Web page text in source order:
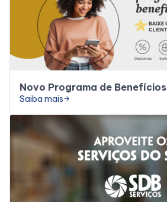
Novo Programa de Benefícios
Saiba mais arrow_forward